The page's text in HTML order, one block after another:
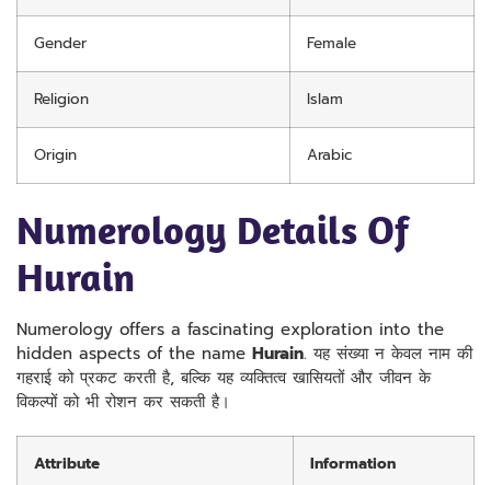
Gender Female
Religion Islam
Origin Arabic
Numerology Details Of
Hurain
Numerology offers a fascinating exploration into the
hidden aspects of the name Hurain. यह संख्या न केवल नाम की
गहराई को प्रकट करती है, बल्कि यह व्यक्तित्व खासियतों और जीवन के
विकल्पों को भी रोशन कर सकती है।
Attribute Information